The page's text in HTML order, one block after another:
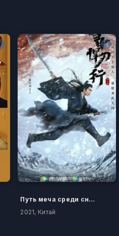
Путь меча среди снегов
2021, Китай